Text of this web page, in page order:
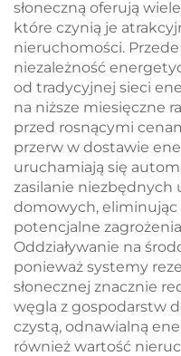
systemów
magazynowania
energii w
mikrosieciach
słoneczną oferują
które czynią je
nieruchomości.
niezależność
od tradycyjnej sieci
na niższe miesięczne
przed rosnącymi
przerw w dostawie
uruchamiają się
zasilanie niezbędnych
domowych,
potencjalne
Oddziaływanie na
ponieważ systemy
słonecznej znacznie
węgla z gospodarstw
czystą, odnawialną
również wartość